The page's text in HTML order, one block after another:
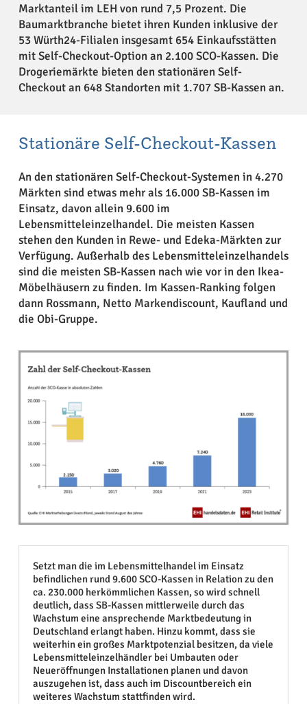
Marktanteil im LEH von rund 7,5 Prozent. Die
Baumarktbranche bietet ihren Kunden inklusive der
53 Würth24-Filialen insgesamt 654 Einkaufsstätten
mit Self-Checkout-Option an 2.100 SCO-Kassen. Die
Drogeriemärkte bieten den stationären Self-
Checkout an 648 Standorten mit 1.707 SB-Kassen an.
Stationäre Self-Checkout-Kassen
An den stationären Self-Checkout-Systemen in 4.270
Märkten sind etwas mehr als 16.000 SB-Kassen im
Einsatz, davon allein 9.600 im
Lebensmitteleinzelhandel. Die meisten Kassen
stehen den Kunden in Rewe- und Edeka-Märkten zur
Verfügung. Außerhalb des Lebensmitteleinzelhandels
sind die meisten SB-Kassen nach wie vor in den Ikea-
Möbelhäusern zu finden. Im Kassen-Ranking folgen
dann Rossmann, Netto Markendiscount, Kaufland und
die Obi-Gruppe.
Setzt man die im Lebensmittelhandel im Einsatz
befindlichen rund 9.600 SCO-Kassen in Relation zu den
ca. 230.000 herkömmlichen Kassen, so wird schnell
deutlich, dass SB-Kassen mittlerweile durch das
Wachstum eine ansprechende Marktbedeutung in
Deutschland erlangt haben. Hinzu kommt, dass sie
weiterhin ein großes Marktpotenzial besitzen, da viele
Lebensmitteleinzelhändler bei Umbauten oder
Neueröffnungen Installationen planen und davon
auszugehen ist, dass auch im Discountbereich ein
weiteres Wachstum stattfinden wird.